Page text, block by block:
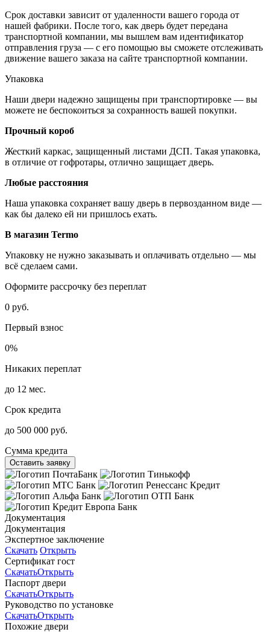
Срок доставки зависит от удаленности вашего города от
нашей фабрики. После того, как дверь будет передана
транспортной компании, мы вышлем вам идентификатор
отправления груза — с его помощью вы сможете отслеживать
движение вашего заказа на сайте транспортной компании.
Упаковка
Наши двери надежно защищены при транспортировке — вы
можете не беспокоиться за сохранность вашей покупки.
Прочный короб
Жесткий каркас, защищенный листами ДСП. Такая упаковка,
в отличие от гофротары, отлично защищает дверь.
Любые расстояния
Наша упаковка сохраняет вашу дверь в первозданном виде —
как бы далеко ей ни пришлось ехать.
В магазин Termo
Упаковку не нужно заказывать и оплачивать отдельно — мы
всё сделаем сами.
Оформите рассрочку без переплат
0 руб.
Первый взнос
0%
Никаких переплат
до 12 мес.
Срок кредита
до 500 000 руб.
Сумма кредита
Оставить заявку
Документация
Документация
Экспертное заключение
Скачать Открыть
Сертификат гост
СкачатьОткрыть
Паспорт двери
СкачатьОткрыть
Руководство по установке
СкачатьОткрыть
Похожие двери